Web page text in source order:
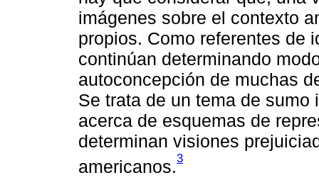
imágenes sobre el contexto
propios. Como referentes de
continúan determinando
autoconcepción de muchas
Se trata de un tema de
acerca de esquemas de
determinan visiones
americanos.3